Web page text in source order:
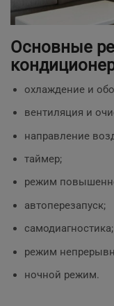
Основные
охлаждение и
вентиляция и
направление
таймер;
режим
автоперезапуск;
самодиагностика;
режим
ночной режим.